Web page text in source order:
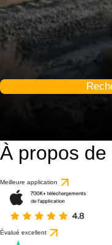
À propos
Meilleure application
Évalué excellent